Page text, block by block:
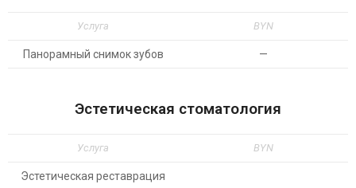
Услуга BYN
Панорамный снимок зубов —
Эстетическая стоматология
Услуга BYN
Эстетическая реставрация